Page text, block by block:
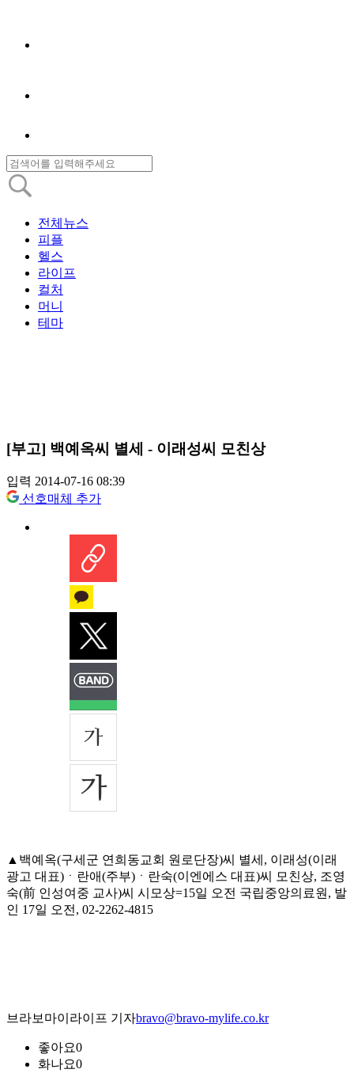
전체뉴스
피플
헬스
라이프
컬처
머니
테마
[부고] 백예옥씨 별세 - 이래성씨 모친상
입력 2014-07-16 08:39
선호매체 추가
▲백예옥(구세군 연희동교회 원로단장)씨 별세, 이래성(이래
광고 대표)ㆍ란애(주부)ㆍ란숙(이엔에스 대표)씨 모친상, 조영
숙(前 인성여중 교사)씨 시모상=15일 오전 국립중앙의료원, 발
인 17일 오전, 02-2262-4815
브라보마이라이프 기자bravo@bravo-mylife.co.kr
좋아요0
화나요0